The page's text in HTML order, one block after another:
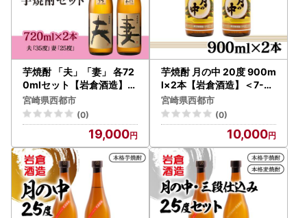
芋焼酎 「夫」「妻」 各72
0mlセット【岩倉酒造】＜
7-19a＞
宮崎県西都市
(0)
19,000
芋焼酎 月の中 20度 900m
l×2本【岩倉酒造】＜7-21
a＞
宮崎県西都市
(0)
10,000